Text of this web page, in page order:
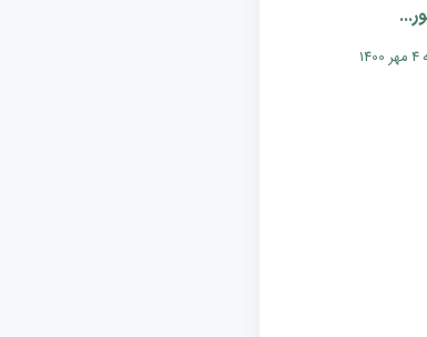
4مهر 1400